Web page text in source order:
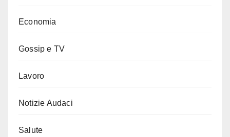
Economia
Gossip e TV
Lavoro
Notizie Audaci
Salute